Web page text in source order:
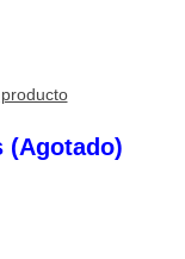
(Agotado)